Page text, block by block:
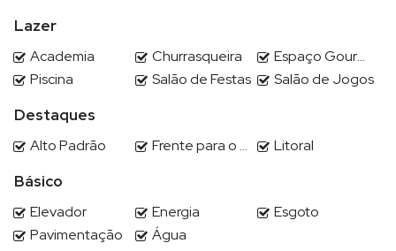
Serviço
2 Pavimentos de Lazer
Sauna Seca
Sauna Úmida
Lazer
Academia Churrasqueira
Espaço Gourmet
Piscina
Salão de Festas Salão de Jogos
Destaques
Alto Padrão Frente para o Mar Litoral
Básico
Elevador Energia
Esgoto
Pavimentação
Água